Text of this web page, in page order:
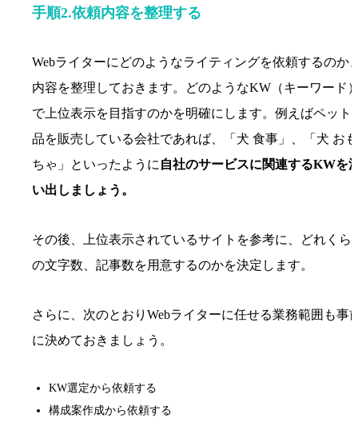
手順2.依頼内容を整理する
Webライターにどのようなライティングを依頼するのか
内容を整理しておきます。どのようなKW（キーワード
で上位表示を目指すのかを明確にします。例えばペット
品を販売している会社であれば、「犬 食事」、「犬 おも
ちゃ」といったように自社のサービスに関連するKWを
い出しましょう。
その後、上位表示されているサイトを参考に、どれくら
の文字数、記事数を用意するのかを決定します。
さらに、次のとおりWebライターに任せる業務範囲も事
に決めておきましょう。
KW選定から依頼する
構成案作成から依頼する